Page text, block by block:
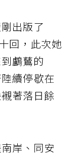
出版了
回，此次她
鸕鶿的
續停歇在
著落日餘
岸、同安